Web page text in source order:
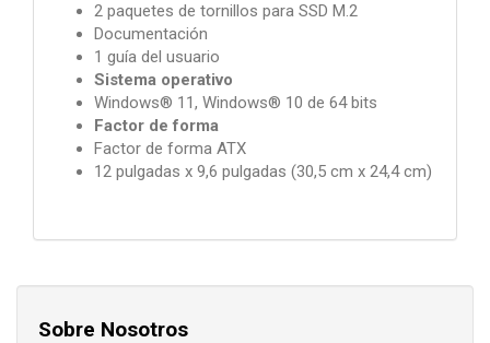
2 paquetes de tornillos para SSD M.2
Documentación
1 guía del usuario
Sistema operativo
Windows® 11, Windows® 10 de 64 bits
Factor de forma
Factor de forma ATX
12 pulgadas x 9,6 pulgadas (30,5 cm x 24,4 cm)
Sobre Nosotros